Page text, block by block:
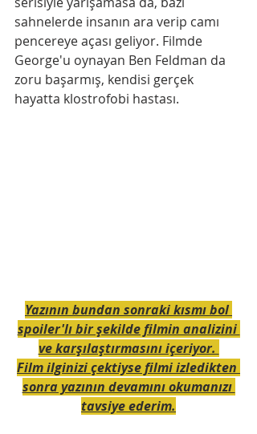
sahnelerde insanın ara verip camı
pencereye açası geliyor. Filmde
George'u oynayan Ben Feldman da
zoru başarmış, kendisi gerçek
hayatta klostrofobi hastası.
Yazının bundan sonraki kısmı bol
spoiler'lı bir şekilde filmin analizini
ve karşılaştırmasını içeriyor.
Film ilginizi çektiyse filmi izledikten
sonra yazının devamını okumanızı
tavsiye ederim.